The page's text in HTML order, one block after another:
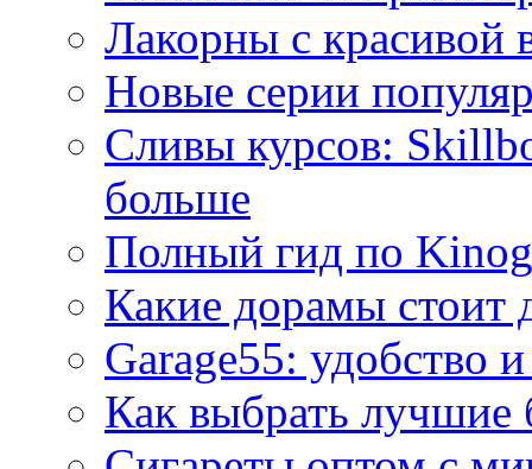
Лакорны с красивой
Новые серии
Сливы курсов:
больше
Полный гид по
Какие дорамы стоит
Garage55: удобство
Как выбрать